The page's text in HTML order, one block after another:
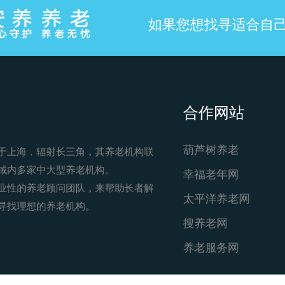
如果您想找寻适合自
上海，辐射长三角，其养老机构联
内多家中大型养老机构。
性的养老顾问团队，来帮助长者解
找理想的养老机构。
合作网站
葫芦树养老
幸福老年网
太平洋养老网
搜养老网
养老服务网